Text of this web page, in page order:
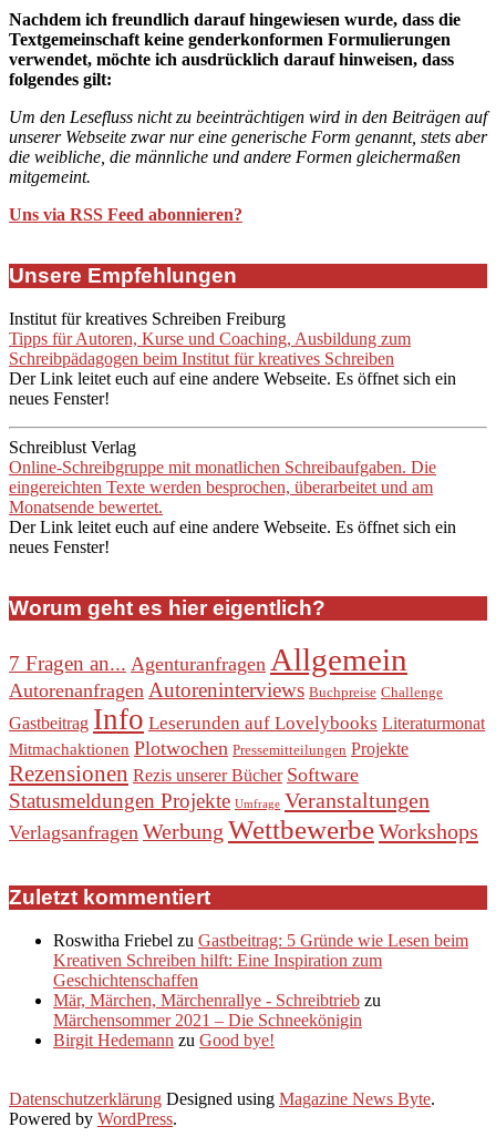
Nachdem ich freundlich darauf hingewiesen wurde, dass die
Textgemeinschaft keine genderkonformen Formulierungen
verwendet, möchte ich ausdrücklich darauf hinweisen, dass
folgendes gilt:
Um den Lesefluss nicht zu beeinträchtigen wird in den Beiträgen auf
unserer Webseite zwar nur eine generische Form genannt, stets aber
die weibliche, die männliche und andere Formen gleichermaßen
mitgemeint.
Uns via RSS Feed abonnieren?
Unsere Empfehlungen
Institut für kreatives Schreiben Freiburg
Tipps für Autoren, Kurse und Coaching, Ausbildung zum
Schreibpädagogen beim Institut für kreatives Schreiben
Der Link leitet euch auf eine andere Webseite. Es öffnet sich ein
neues Fenster!
Schreiblust Verlag
Online-Schreibgruppe mit monatlichen Schreibaufgaben. Die
eingereichten Texte werden besprochen, überarbeitet und am
Monatsende bewertet.
Der Link leitet euch auf eine andere Webseite. Es öffnet sich ein
neues Fenster!
Worum geht es hier eigentlich?
7 Fragen an... Agenturanfragen Allgemein
Autorenanfragen Autoreninterviews Buchpreise Challenge
Gastbeitrag Info Leserunden auf Lovelybooks Literaturmonat
Mitmachaktionen Plotwochen Pressemitteilungen Projekte
Rezensionen Rezis unserer Bücher Software
Statusmeldungen Projekte Umfrage Veranstaltungen
Verlagsanfragen Werbung WettbewerbeWorkshops
Zuletzt kommentiert
Roswitha Friebel zu Gastbeitrag: 5 Gründe wie Lesen beim
Kreativen Schreiben hilft: Eine Inspiration zum
Geschichtenschaffen
Mär, Märchen, Märchenrallye - Schreibtrieb zu
Märchensommer 2021 – Die Schneekönigin
Birgit Hedemann zu Good bye!
Datenschutzerklärung Designed using Magazine News Byte.
Powered by WordPress.